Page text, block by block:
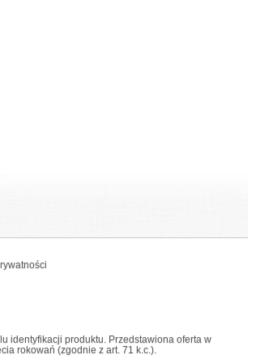
identyfikacji produktu. Przedstawiona oferta w
rokowań (zgodnie z art. 71 k.c.).